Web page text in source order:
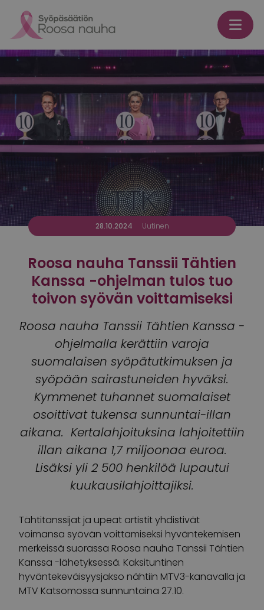
28.10.2024 Uutinen
Roosa nauha Tanssii Tähtien
Kanssa -ohjelman tulos tuo
toivon syövän voittamiseksi
Roosa nauha Tanssii Tähtien Kanssa -
ohjelmalla kerättiin varoja
suomalaisen syöpätutkimuksen ja
syöpään sairastuneiden hyväksi.
Kymmenet tuhannet suomalaiset
osoittivat tukensa sunnuntai-illan
aikana. Kertalahjoituksina lahjoitettiin
illan aikana 1,7 miljoonaa euroa.
Lisäksi yli 2 500 henkilöä lupautui
kuukausilahjoittajiksi.
Tähtitanssijat ja upeat artistit yhdistivät
voimansa syövän voittamiseksi hyväntekemisen
merkeissä suorassa Roosa nauha Tanssii Tähtien
Kanssa -lähetyksessä. Kaksituntinen
hyväntekeväisyysjakso nähtiin MTV3-kanavalla ja
MTV Katsomossa sunnuntaina 27.10.